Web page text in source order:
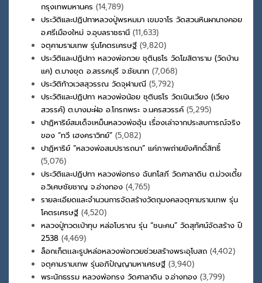
กรุงเทพมหานคร (14,789)
ประวัติและปฏิปทาหลวงปู่พรหมมา เขมจาโร วัดสวนหินผานางคอย
อ.ศรีเมืองใหม่ จ.อุบลราชธานี (11,633)
จตุคามรามเทพ รุ่นโคตรเศรษฐี (9,820)
ประวัติและปฏิปทา หลวงพ่อกวย ชุตินฺธโร วัดโฆสิตาราม (วัดบ้าน
แค) ต.บางขุด อ.สรรคบุรี จ.ชัยนาท (7,068)
ประวัติท้าวเวสสุวรรณ วัดจุฬามณี (5,792)
ประวัติและปฏิปทา หลวงพ่อน้อย ชุตินธโร วัดเนินเวียง (เวียง
สวรรค์) ต.บางมะฝ่อ อ.โกรกพระ จ.นครสวรรค์ (5,295)
ปาฏิหาริย์สมเด็จเหม็นหลวงพ่ออุ้น เรื่องเล่าจากประสบการณ์จริง
ของ “ทวี เฮงคราวิทย์” (5,082)
ปาฏิหาริย์ “หลวงพ่อสมปรารถนา” แค่ภาพถ่ายยังศักดิ์สิทธิ์
(5,076)
ประวัติและปฏิปทา หลวงพ่อทรง ฉันทโสภี วัดศาลาดิน ต.ม่วงเตี้ย
อ.วิเศษชัยชาญ จ.อ่างทอง (4,765)
รายละเอียดและจำนวนการจัดสร้างวัตถุมงคลจตุคามรามเทพ รุ่น
โคตรเศรษฐี (4,520)
หลวงปู่ทวดเบ้าทุบ หล่อโบราณ รุ่น “ชนะคน” วัดสุทัศน์จัดสร้าง ปี
2538 (4,469)
ล็อกเก็ตเเละรูปหล่อหลวงพ่อกวยช่วยสร้างพระอุโบสถ (4,402)
จตุคามรามเทพ รุ่นอภิปัญญามหาเศรษฐี (3,940)
พระนักธรรม หลวงพ่อทรง วัดศาลาดิน จ.อ่างทอง (3,799)